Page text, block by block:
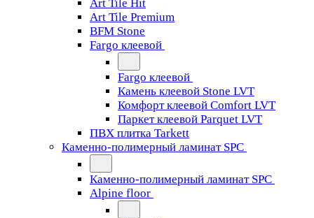
Art Tile Hit
Art Tile Premium
BFM Stone
Fargo клеевой
Fargo клеевой
Камень клеевой Stone LVT
Комфорт клеевой Comfort LVT
Паркет клеевой Parquet LVT
ПВХ плитка Tarkett
Каменно-полимерный ламинат SPC
Каменно-полимерный ламинат SPC
Alpine floor